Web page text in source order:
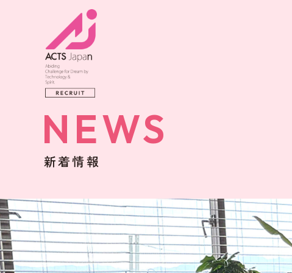
NEWS
新着情報